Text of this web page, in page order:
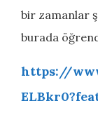
bir zamanlar
burada
https://